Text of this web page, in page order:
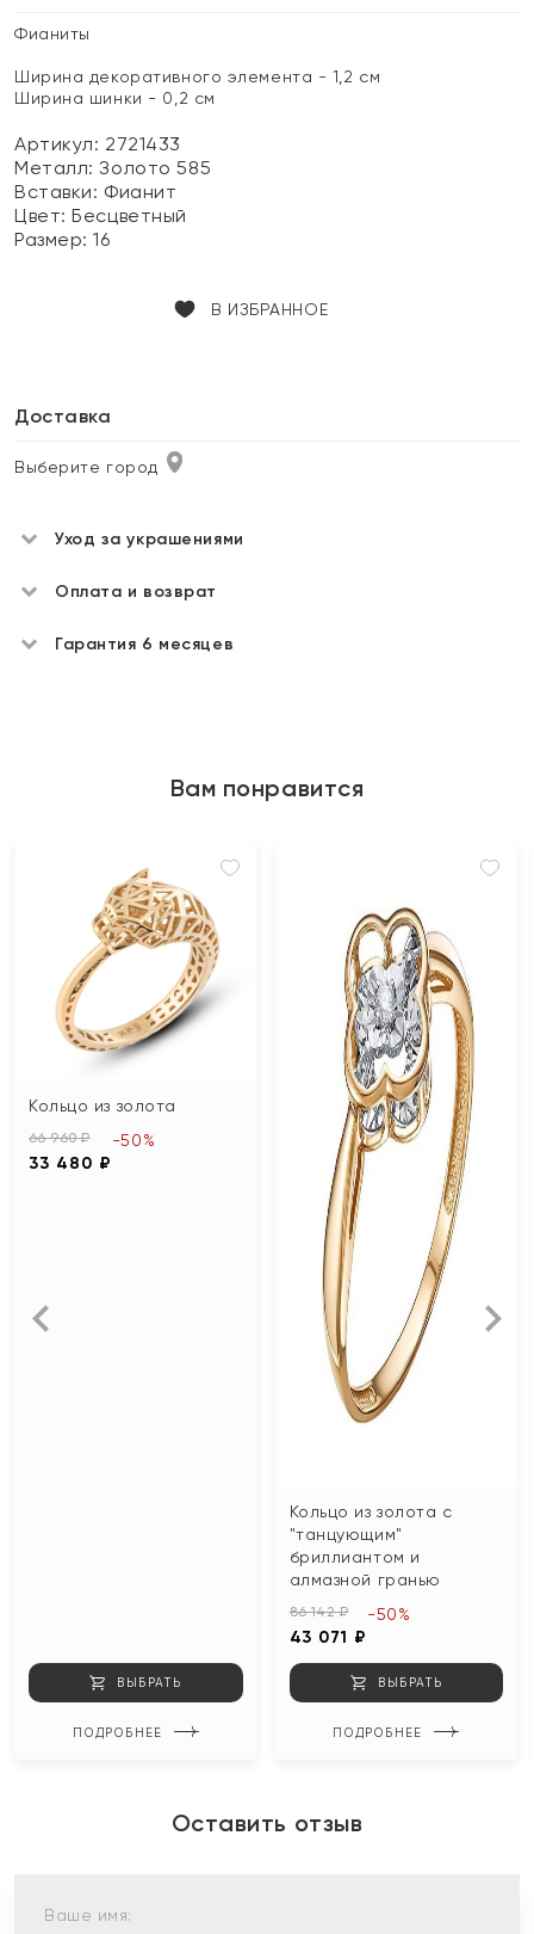
Фианиты
Ширина декоративного элемента - 1,2 см
Ширина шинки - 0,2 см
Артикул: 2721433
Металл:Золото 585
Вставки: Фианит
Цвет:Бесцветный
Размер:16
В ИЗБРАННОЕ
Доставка
Выберите город
Уход за украшениями
Оплата и возврат
Гарантия 6 месяцев
Вам понравится
Кольцо из золота
66 960 ₽
33 480 ₽
-50%
ВЫБРАТЬ
ПОДРОБНЕЕ
Кольцо из золота с
"танцующим"
бриллиантом и
алмазной гранью
86 142 ₽
43 071 ₽
-50%
ВЫБРАТЬ
ПОДРОБНЕЕ
Оставить отзыв
Ваше имя: